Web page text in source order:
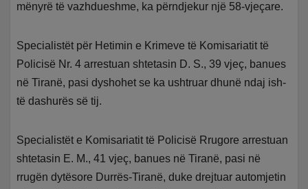
mënyrë të vazhdueshme, ka përndjekur një 58-vjeçare.
Specialistët për Hetimin e Krimeve të Komisariatit të
Policisë Nr. 4 arrestuan shtetasin D. S., 39 vjeç, banues
në Tiranë, pasi dyshohet se ka ushtruar dhunë ndaj ish-
të dashurës së tij.
Specialistët e Komisariatit të Policisë Rrugore arrestuan
shtetasin E. M., 41 vjeç, banues në Tiranë, pasi në
rrugën dytësore Durrës-Tiranë, duke drejtuar automjetin